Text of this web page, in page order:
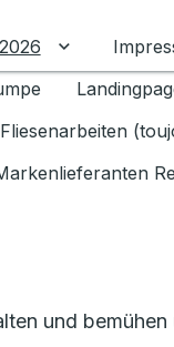
umschalten
Untermenü
Fliesenarbeiten
und